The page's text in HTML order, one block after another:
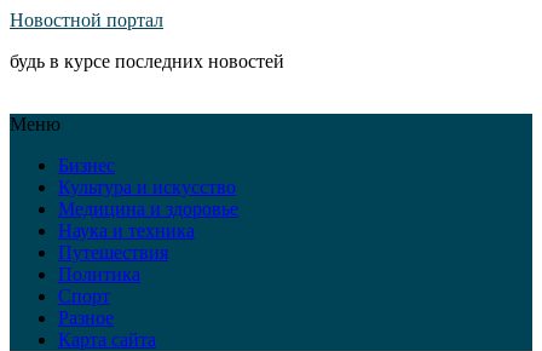
Новостной портал
будь в курсе последних новостей
Меню
Бизнес
Культура и искусство
Медицина и здоровье
Наука и техника
Путешествия
Политика
Спорт
Разное
Карта сайта